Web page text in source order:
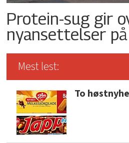
Protein-sug gir
nyansettelser
Mest lest:
To